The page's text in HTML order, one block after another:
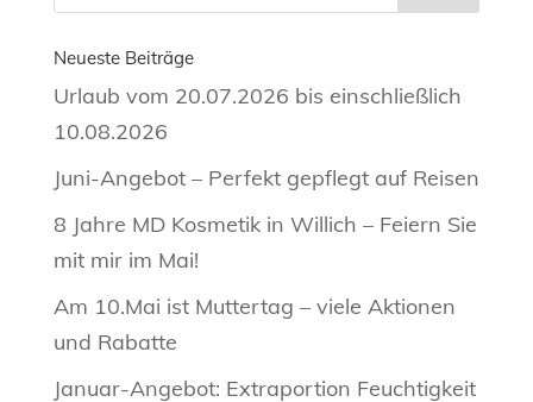
Neueste Beiträge
Urlaub vom 20.07.2026 bis einschließlich
10.08.2026
Juni-Angebot – Perfekt gepflegt auf Reisen
8 Jahre MD Kosmetik in Willich – Feiern Sie
mit mir im Mai!
Am 10.Mai ist Muttertag – viele Aktionen
und Rabatte
Januar-Angebot: Extraportion Feuchtigkeit